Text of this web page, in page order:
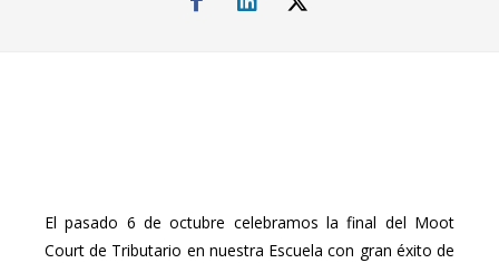
El pasado 6 de octubre celebramos la final del Moot
Court de Tributario en nuestra Escuela con gran éxito de